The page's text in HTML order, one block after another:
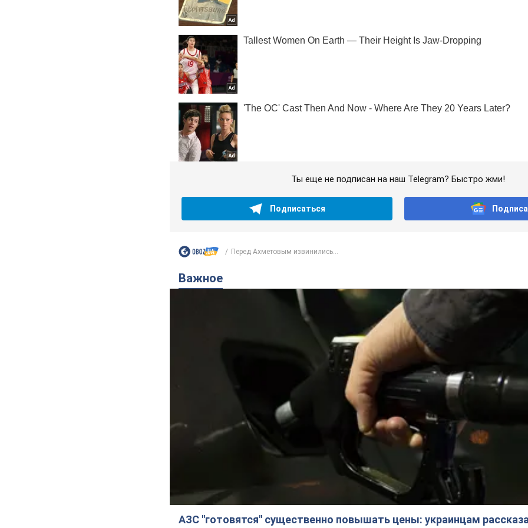
Ты еще не подписан на наш Telegram? Быстро жми!
Подписаться
Перед Ахметовым извинились...
Важное
АЗС "готовятся" существенно повышать цены: украинцам